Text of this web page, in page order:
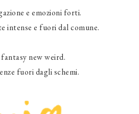
e emozioni forti.
intense e fuori dal comune.
new weird.
fuori dagli schemi.